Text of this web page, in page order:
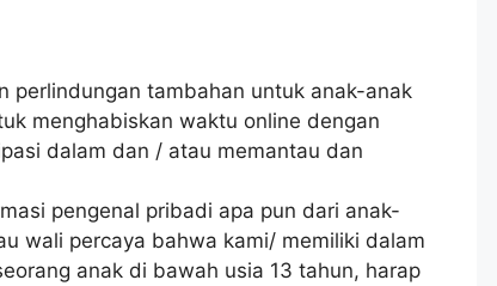
perlindungan tambahan untuk anak-anak
menghabiskan waktu online dengan
dalam dan / atau memantau dan
pengenal pribadi apa pun dari anak-
wali percaya bahwa kami/ memiliki dalam
anak di bawah usia 13 tahun, harap